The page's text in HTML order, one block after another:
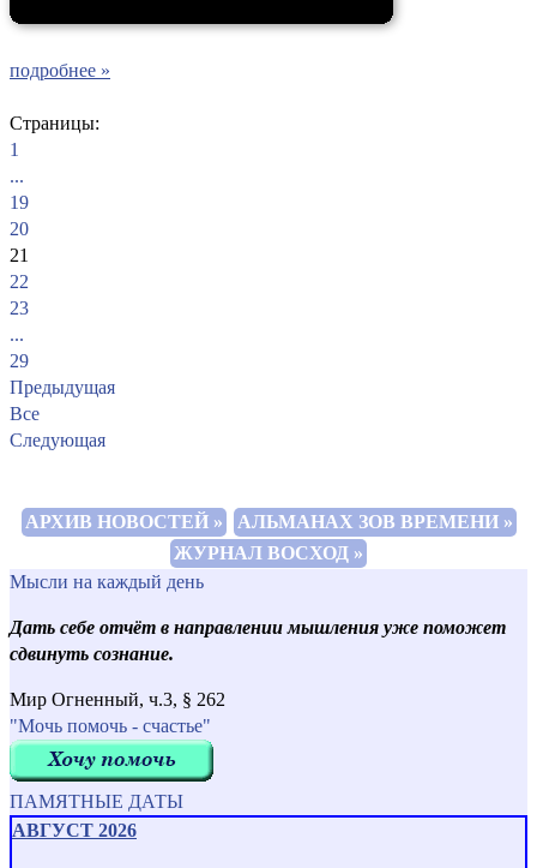
подробнее »
Страницы:
1
...
19
20
21
22
23
...
29
Предыдущая
Все
Следующая
АРХИВ НОВОСТЕЙ »
АЛЬМАНАХ ЗОВ ВРЕМЕНИ »
ЖУРНАЛ ВОСХОД »
Мысли на каждый день
Дать себе отчёт в направлении мышления уже поможет
сдвинуть сознание.
Мир Огненный, ч.3, § 262
"Мочь помочь - счастье"
ПАМЯТНЫЕ ДАТЫ
АВГУСТ 2026